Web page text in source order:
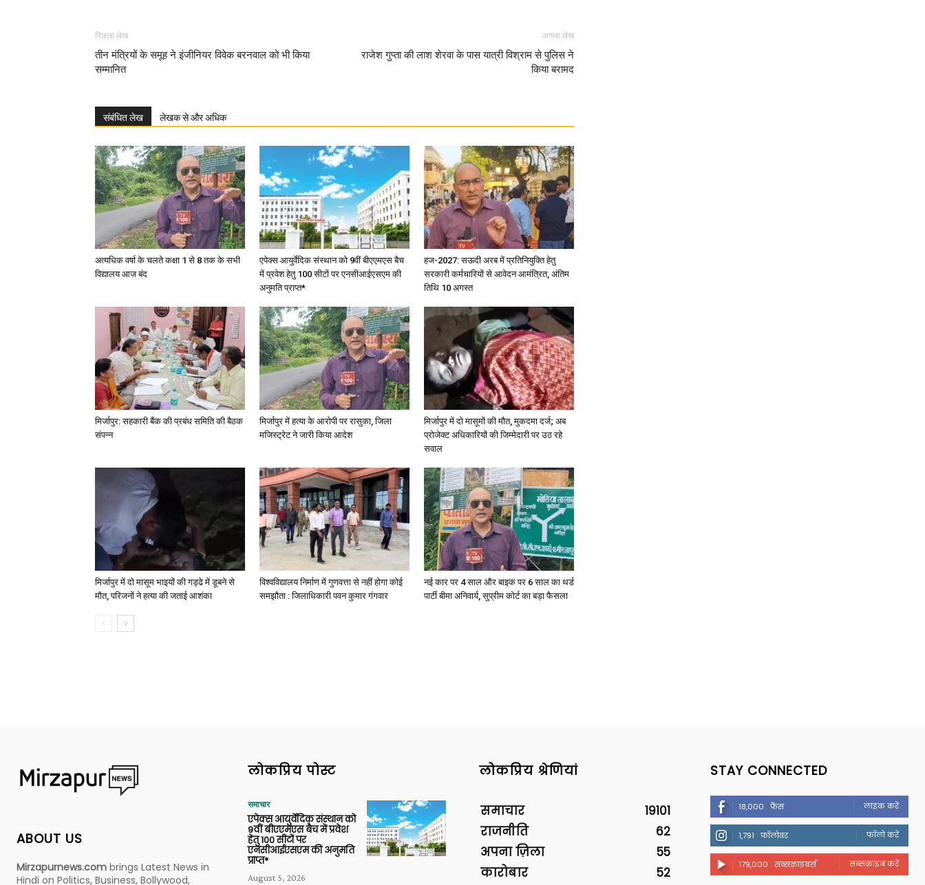
पिछला लेख
तीन मंत्रियों के समूह ने इंजीनियर विवेक बरनवाल को भी किया
सम्मानित
अगला लेख
राजेश गुप्ता की लाश शेरवा के पास यात्री विश्राम से पुलिस ने
किया बरामद
संबंधित लेख लेखक से और अधिक
अत्यधिक वर्षा के चलते कक्षा 1 से 8 तक के सभी
विद्यालय आज बंद
एपेक्स आयुर्वेदिक संस्थान को 9वीं बीएएमएस बैच
में प्रवेश हेतु 100 सीटों पर एनसीआईएसएम की
अनुमति प्राप्त*
हज-2027: सऊदी अरब में प्रतिनियुक्ति हेतु
सरकारी कर्मचारियों से आवेदन आमंत्रित, अंतिम
तिथि 10 अगस्त
मिर्जापुर: सहकारी बैंक की प्रबंध समिति की बैठक
संपन्न
मिर्जापुर में हत्या के आरोपी पर रासुका, जिला
मजिस्ट्रेट ने जारी किया आदेश
मिर्जापुर में दो मासूमों की मौत, मुकदमा दर्ज; अब
प्रोजेक्ट अधिकारियों की जिम्मेदारी पर उठ रहे
सवाल
मिर्जापुर में दो मासूम भाइयों की गड्ढे में डूबने से
मौत, परिजनों ने हत्या की जताई आशंका
विश्वविद्यालय निर्माण में गुणवत्ता से नहीं होगा कोई
समझौता : जिलाधिकारी पवन कुमार गंगवार
नई कार पर 4 साल और बाइक पर 6 साल का थर्ड
पार्टी बीमा अनिवार्य, सुप्रीम कोर्ट का बड़ा फैसला
ABOUT US
Mirzapurnews.com brings Latest News in
Hindi on Politics, Business, Bollywood,
लोकप्रिय पोस्ट
समाचार
एपेक्स आयुर्वेदिक संस्थान को
9वीं बीएएमएस बैच में प्रवेश
हेतु 100 सीटों पर
एनसीआईएसएम की अनुमति
प्राप्त*
August 5, 2026
लोकप्रिय श्रेणियां
समाचार
19101
राजनीति
62
अपना ज़िला
55
कारोबार
52
STAY CONNECTED
18,000 फैंस लाइक करें
1,791 फॉलोवर फॉलो करें
179,000 सब्सक्राइबर्स सब्सक्राइब करें